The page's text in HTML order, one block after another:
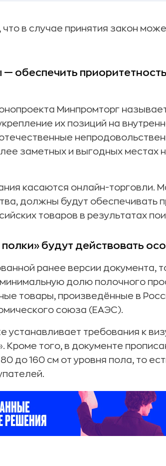
в случае принятия закон
обеспечить
Минпромторг
их позиций на
заметных и выгодных местах
касаются онлайн-торговли.
должны будут обеспечивать
товаров в результатах
будут действовать
ранее версии документа,
долю полочного
товары, произведённые в
союза (ЕАЭС).
устанавливает требования к
Кроме того, в документе
до 160 см от уровня пола, то
.